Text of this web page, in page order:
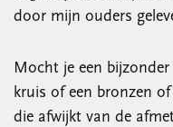
door mijn ouders
Mocht je een
kruis of een bronzen
die afwijkt van de